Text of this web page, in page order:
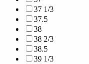
37 1/3
37.5
38
38 2/3
38.5
39 1/3